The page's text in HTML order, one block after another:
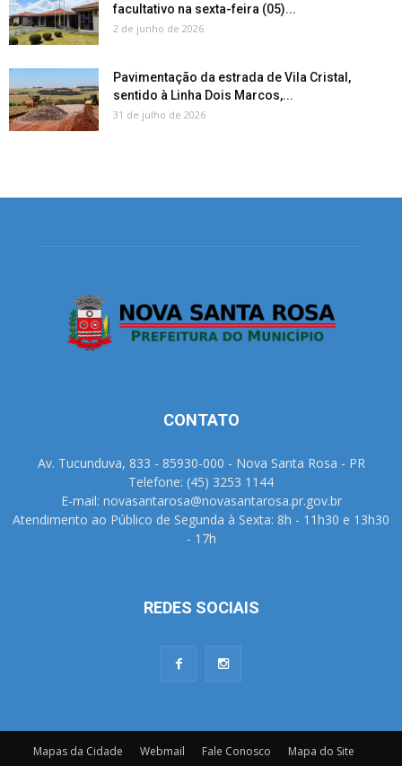
facultativo na sexta-feira (05)...
2 de junho de 2026
Pavimentação da estrada de Vila Cristal,
sentido à Linha Dois Marcos,...
31 de julho de 2026
CONTATO
Av. Tucunduva, 833 - 85930-000 - Nova Santa Rosa - PR
Telefone: (45) 3253 1144
E-mail: novasantarosa@novasantarosa.pr.gov.br
Atendimento ao Público de Segunda à Sexta: 8h - 11h30 e 13h30
- 17h
REDES SOCIAIS
Mapas da Cidade Webmail Fale Conosco Mapa do Site